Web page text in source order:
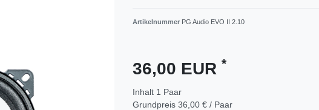
Artikelnummer PG Audio EVO II 2.10
36,00 EUR *
Inhalt 1 Paar
Grundpreis 36,00 € / Paar